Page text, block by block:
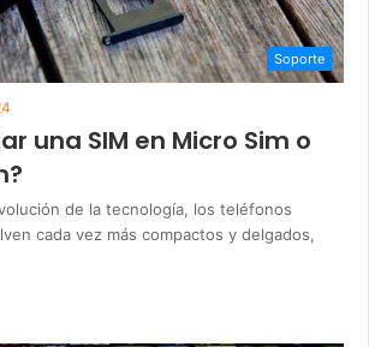
Soporte
una SIM en Micro Sim o
de la tecnología, los teléfonos
cada vez más compactos y delgados,